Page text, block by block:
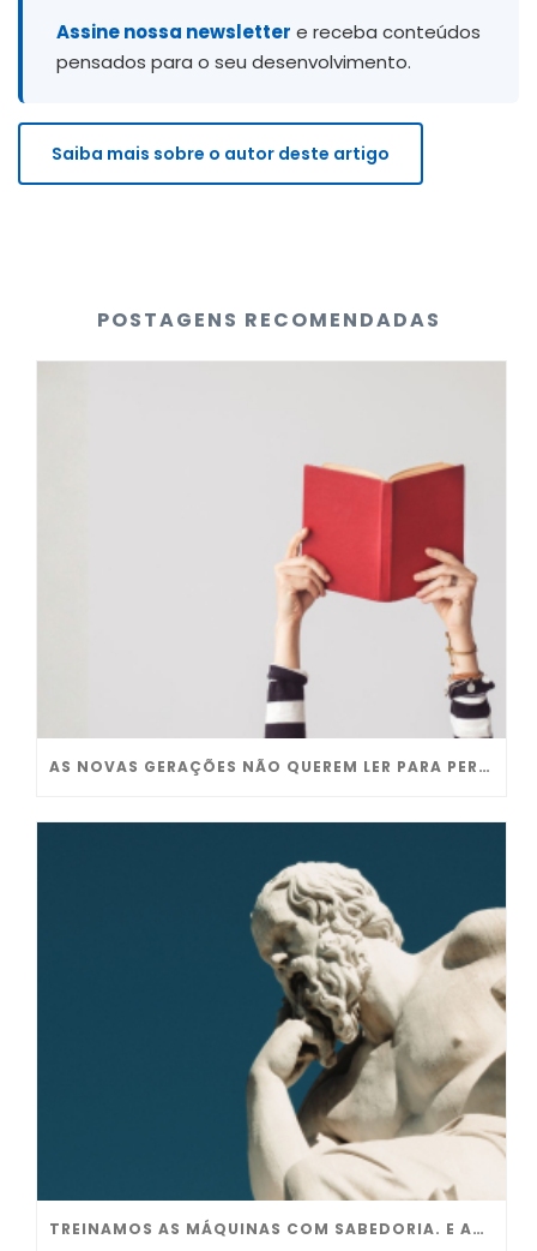
Assine nossa newsletter e receba conteúdos
pensados para o seu desenvolvimento.
Saiba mais sobre o autor deste artigo
POSTAGENS RECOMENDADAS
AS NOVAS GERAÇÕES NÃO QUEREM LER PARA PERFORMAR
TREINAMOS AS MÁQUINAS COM SABEDORIA. E AS EMPRESAS?